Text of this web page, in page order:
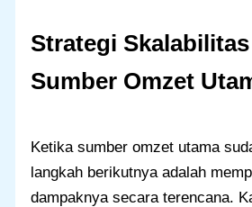
Strategi
Sumber Omzet
Ketika sumber omzet utama
langkah berikutnya adalah
dampaknya secara terencana.